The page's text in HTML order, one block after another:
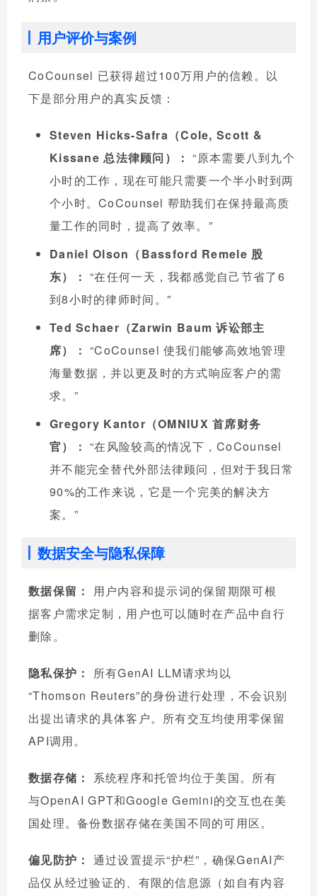
用户评价与案例
CoCounsel 已获得超过100万用户的信赖。以
下是部分用户的真实反馈：
Steven Hicks-Safra（Cole, Scott &
Kissane 总法律顾问）： “原本需要八到九个
小时的工作，现在可能只需要一个半小时到两
个小时。CoCounsel 帮助我们在保持最高质
量工作的同时，提高了效率。”
Daniel Olson（Bassford Remele 股
东）： “在任何一天，我都感觉自己节省了6
到8小时的律师时间。”
Ted Schaer（Zarwin Baum 诉讼部主
席）： “CoCounsel 使我们能够高效地管理
海量数据，并以更及时的方式响应客户的需
求。”
Gregory Kantor（OMNIUX 首席财务
官）： “在风险较高的情况下，CoCounsel
并不能完全替代外部法律顾问，但对于我日常
90%的工作来说，它是一个完美的解决方
案。”
数据安全与隐私保障
数据保留：
用户内容和提示词的保留期限可根
据客户需求定制，用户也可以随时在产品中自行
删除。
隐私保护：
所有GenAI LLM请求均以
“Thomson Reuters”的身份进行处理，不会识别
出提出请求的具体客户。所有交互均使用零保留
API调用。
数据存储：
系统程序和托管均位于美国。所有
与OpenAI GPT和Google Gemini的交互也在美
国处理。备份数据存储在美国不同的可用区。
偏见防护： 通过设置提示“护栏”，确保GenAI产
品仅从经过验证的、有限的信息源（如自有内容